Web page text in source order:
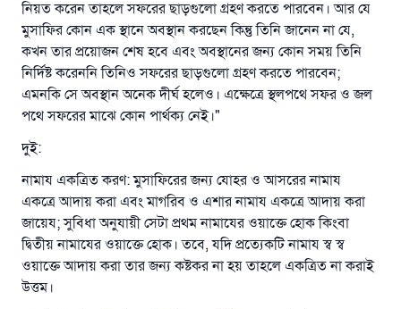
নিয়ত করেন তাহলে সফরের ছাড়গুলো গ্রহণ করতে পারবেন। আর যে
মুসাফির কোন এক স্থানে অবস্থান করছেন কিন্তু তিনি জানেন না যে,
কখন তার প্রয়োজন শেষ হবে এবং অবস্থানের জন্য কোন সময় তিনি
নির্দিষ্ট করেননি তিনিও সফরের ছাড়গুলো গ্রহণ করতে পারবেন;
এমনকি সে অবস্থান অনেক দীর্ঘ হলেও। এক্ষেত্রে স্থলপথে সফর ও জল
পথে সফরের মাঝে কোন পার্থক্য নেই।"
দুই:
নামায একত্রিত করণ: মুসাফিরের জন্য যোহর ও আসরের নামায
একত্রে আদায় করা এবং মাগরিব ও এশার নামায একত্রে আদায় করা
জায়েয; সুবিধা অনুযায়ী সেটা প্রথম নামাযের ওয়াক্তে হোক কিংবা
দ্বিতীয় নামাযের ওয়াক্তে হোক। তবে, যদি প্রত্যেকটি নামায স্ব স্ব
ওয়াক্তে আদায় করা তার জন্য কষ্টকর না হয় তাহলে একত্রিত না করাই
উত্তম।
উত্তর নম্বর ১১০৮৪৫ একটি বিবাহ রক্ষা
করেছিল।
উম্মাহকে উত্তর দিতে আমাদেরকে সহযোগিতা করুন
রাসূল সাল্লাল্লাহু আলাইহি ওয়া সাল্লাম বলেছেন
(সহিহ মুসলিম; ১৮৯৩)
এখনই শরীক হোন